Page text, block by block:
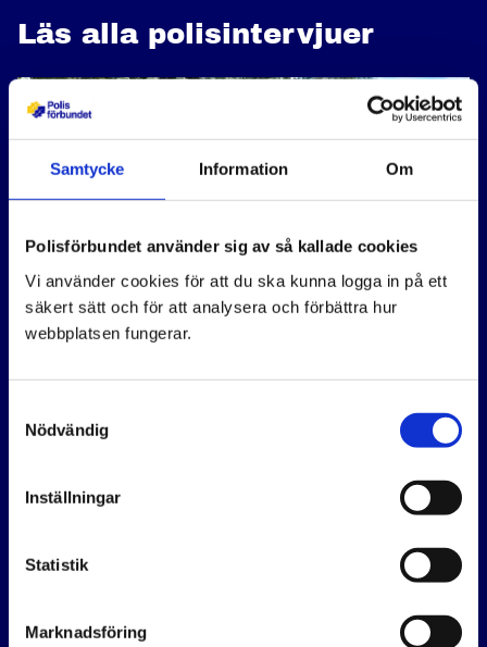
Samtycke Information Om
Polisförbundet använder sig av så kallade cookies
Vi använder cookies för att du ska kunna logga in på ett
säkert sätt och för att analysera och förbättra hur
webbplatsen fungerar.
Nödvändig
Inställningar
Statistik
Marknadsföring
Läs alla polisintervjuer
Han får vardagen att fungera för
kollegorna
säkerhetssamordnare i Järva, ett jobb
bidra till en säker arbetsplats. "Jag brukar
för allmänheten, men som är helt